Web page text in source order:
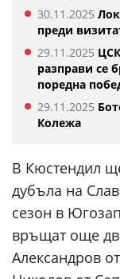
30.11.2025
преди
29.11.2025
разправи се
поредна
29.11.2025
Колежа
В Кюстендил
дубъла на
сезон в
връщат още
Александров